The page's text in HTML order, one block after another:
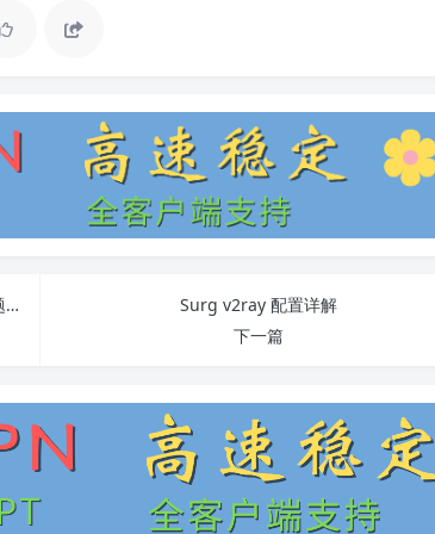
在Mac上连接VPN到中国网络：全面教程与常见问题解答
Surg v2ray 配置详解
下一篇